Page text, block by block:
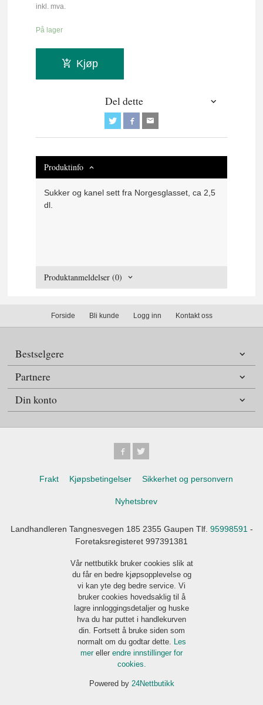
inkl. mva.
På lager
Kjøp
Del dette
Produktinfo
Sukker og kanel sett fra Norgesglasset, ca 2,5
dl.
Produktanmeldelser (0)
Forside Bli kunde Logg inn Kontakt oss
Bestselgere
Partnere
Din konto
Frakt Kjøpsbetingelser Sikkerhet og personvern
Nyhetsbrev
Landhandleren Tangnesvegen 185 2355 Gaupen Tlf. 95998591 -
Foretaksregisteret 997391381
Vår nettbutikk bruker cookies slik at
du får en bedre kjøpsopplevelse og
vi kan yte deg bedre service. Vi
bruker cookies hovedsaklig til å
lagre innloggingsdetaljer og huske
hva du har puttet i handlekurven
din. Fortsett å bruke siden som
normalt om du godtar dette. Les
mer eller endre innstillinger for
cookies.
Powered by 24Nettbutikk